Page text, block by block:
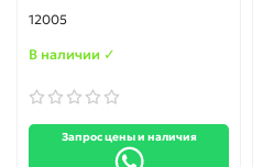
12005
В наличии ✓
Запрос цены и наличия